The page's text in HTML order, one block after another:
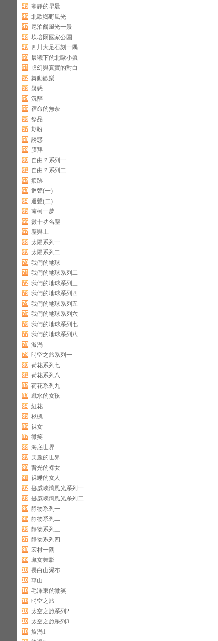
45 寧靜的早晨
46 北歐鄉野風光
47 尼泊爾風光一景
48 坎培爾國家公園
49 四川大足石刻一隅
50 晨曦下的北歐小鎮
51 虛幻與真實的對白
52 舞動歡樂
53 疑惑
54 沉醉
55 宿命的無奈
56 祭品
57 期盼
58 誘惑
59 膜拜
60 自由？系列一
61 自由？系列二
62 痕跡
63 迴聲(一)
64 迴聲(二)
65 南柯一夢
66 數十功名塵
67 塵與土
68 太陽系列一
69 太陽系列二
70 我們的地球
71 我們的地球系列二
72 我們的地球系列三
73 我們的地球系列四
74 我們的地球系列五
75 我們的地球系列六
76 我們的地球系列七
77 我們的地球系列八
78 漩渦
79 時空之旅系列一
80 荷花系列七
81 荷花系列八
82 荷花系列九
83 戲水的女孩
84 紅花
85 秋楓
86 裸女
87 微笑
88 海底世界
89 美麗的世界
90 背光的裸女
91 裸睡的女人
92 挪威峽灣風光系列一
93 挪威峽灣風光系列二
94 靜物系列一
95 靜物系列二
96 靜物系列三
97 靜物系列四
98 宏村一隅
99 藏女舞影
100 長白山瀑布
101 華山
102 毛澤東的微笑
103 時空之旅
104 太空之旅系列2
105 太空之旅系列3
106 旋渦1